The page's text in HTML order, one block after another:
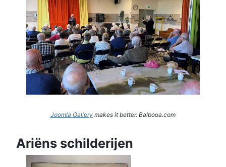
Joomla Gallery makes it better. Balbooa.com
Ariëns schilderijen